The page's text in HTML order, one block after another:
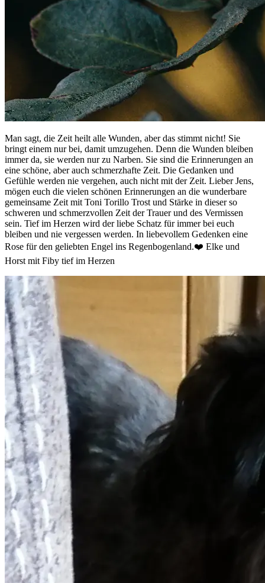
Man sagt, die Zeit heilt alle Wunden, aber das stimmt nicht! Sie
bringt einem nur bei, damit umzugehen. Denn die Wunden bleiben
immer da, sie werden nur zu Narben. Sie sind die Erinnerungen an
eine schöne, aber auch schmerzhafte Zeit. Die Gedanken und
Gefühle werden nie vergehen, auch nicht mit der Zeit. Lieber Jens,
mögen euch die vielen schönen Erinnerungen an die wunderbare
gemeinsame Zeit mit Toni Torillo Trost und Stärke in dieser so
schweren und schmerzvollen Zeit der Trauer und des Vermissen
sein. Tief im Herzen wird der liebe Schatz für immer bei euch
bleiben und nie vergessen werden. In liebevollem Gedenken eine
Rose für den geliebten Engel ins Regenbogenland.❤️ Elke und
Horst mit Fiby tief im Herzen